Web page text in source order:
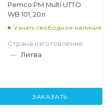
Pemco PM Multi UTTO
WB 101, 20л
Узнать свободное наличие
Страна изготовления
— Литва
ЗАКАЗАТЬ